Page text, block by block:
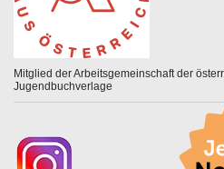
Mitglied der Arbeitsgemeinschaft der
Jugendbuchverlage